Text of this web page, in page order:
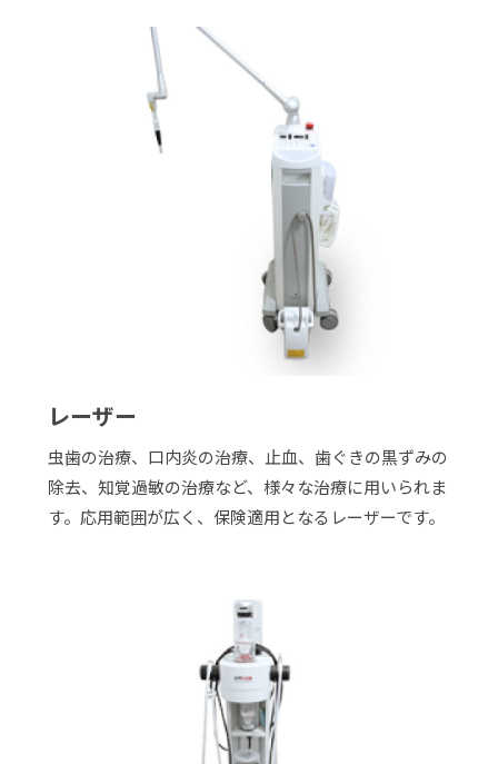
レーザー
虫歯の治療、口内炎の治療、止血、歯ぐきの黒ずみの
除去、知覚過敏の治療など、様々な治療に用いられま
す。応用範囲が広く、保険適用となるレーザーです。